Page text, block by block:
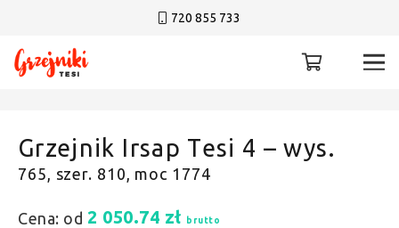
720 855 733
Grzejnik Irsap Tesi 4 – wys.
765, szer. 810, moc 1774
Cena: od 2 050.74 zł brutto